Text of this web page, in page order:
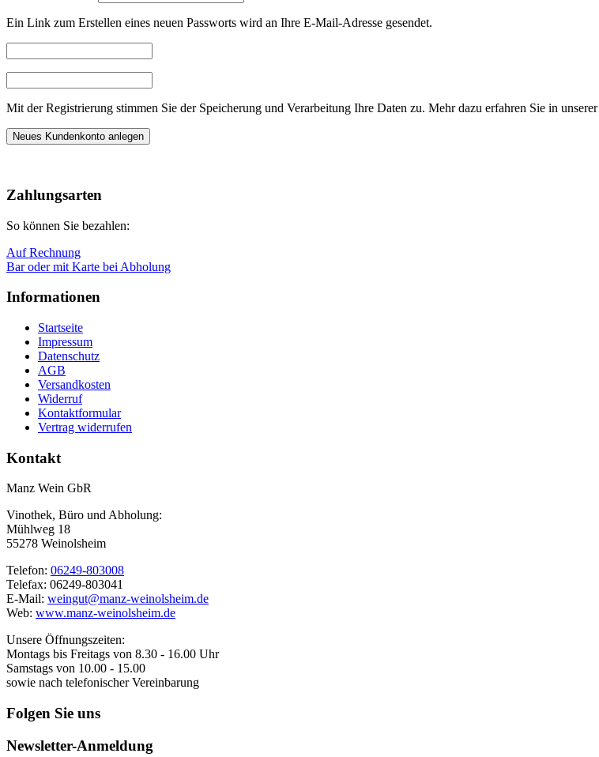
Ein Link zum Erstellen eines neuen Passworts wird an Ihre E-Mail-Adresse gesendet.
Mit der Registrierung stimmen Sie der Speicherung und Verarbeitung Ihre Daten zu. Mehr dazu erfahren Sie in unserer
Neues Kundenkonto anlegen
oben
Zahlungsarten
So können Sie bezahlen:
Auf Rechnung
Bar oder mit Karte bei Abholung
Informationen
Startseite
Impressum
Datenschutz
AGB
Versandkosten
Widerruf
Kontaktformular
Vertrag widerrufen
Kontakt
Manz Wein GbR
Vinothek, Büro und Abholung:
Mühlweg 18
55278 Weinolsheim
Telefon: 06249-803008
Telefax: 06249-803041
E-Mail: weingut@manz-weinolsheim.de
Web: www.manz-weinolsheim.de
Unsere Öffnungszeiten:
Montags bis Freitags von 8.30 - 16.00 Uhr
Samstags von 10.00 - 15.00
sowie nach telefonischer Vereinbarung
Folgen Sie uns
Newsletter-Anmeldung